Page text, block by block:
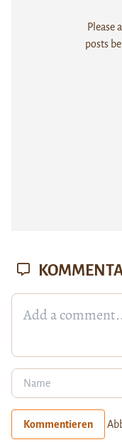
Please
posts
Kommentieren